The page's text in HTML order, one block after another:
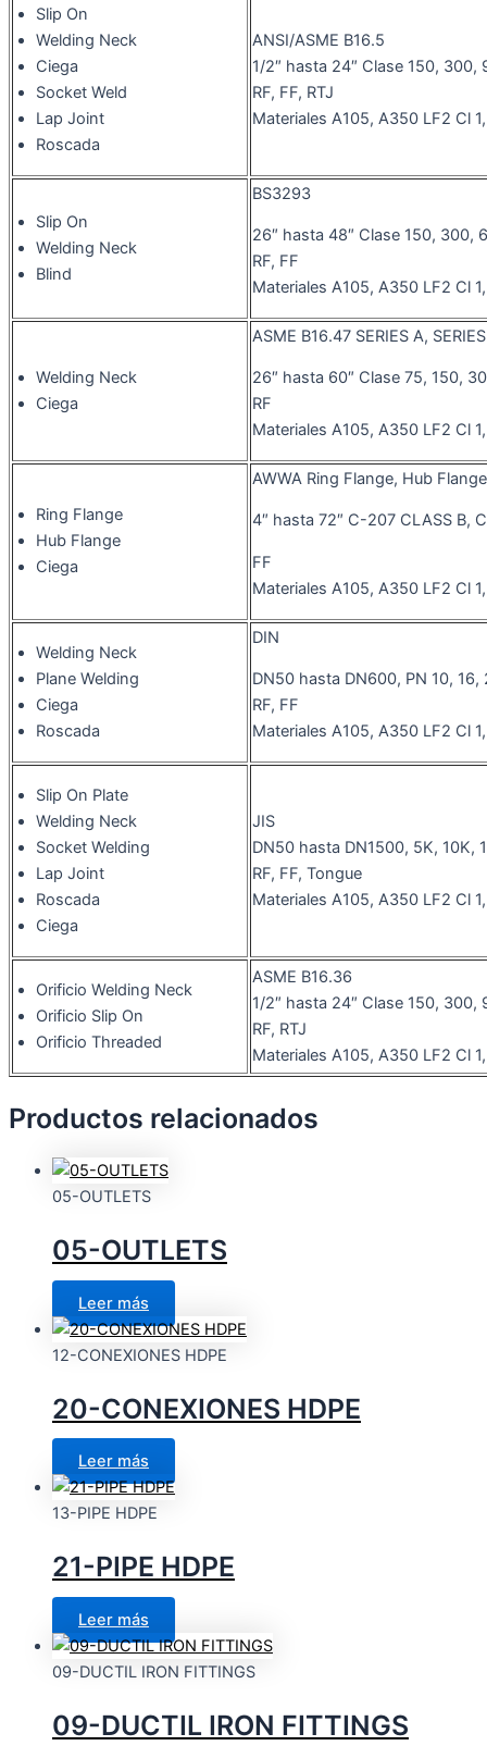
Slip On
Welding Neck
Ciega
Socket Weld
Lap Joint
Roscada
ANSI/ASME B16.5
1/2″ hasta 24″ Clase 150,
RF, FF, RTJ
Materiales A105, A350 LF2 Cl
Slip On
Welding Neck
Blind
BS3293
26″ hasta 48″ Clase 150, 300,
RF, FF
Materiales A105, A350 LF2 Cl
Welding Neck
Ciega
ASME B16.47 SERIES A,
26″ hasta 60″ Clase 75, 150,
RF
Materiales A105, A350 LF2 Cl
Ring Flange
Hub Flange
Ciega
AWWA Ring Flange, Hub
4″ hasta 72″ C-207 CLASS B,
FF
Materiales A105, A350 LF2 Cl
Welding Neck
Plane Welding
Ciega
Roscada
DIN
DN50 hasta DN600, PN 10,
RF, FF
Materiales A105, A350 LF2 Cl
Slip On Plate
Welding Neck
Socket Welding
Lap Joint
Roscada
Ciega
JIS
DN50 hasta DN1500, 5K, 10K,
RF, FF, Tongue
Materiales A105, A350 LF2 Cl
Orificio Welding Neck
Orificio Slip On
Orificio Threaded
ASME B16.36
1/2″ hasta 24″ Clase 150,
RF, RTJ
Materiales A105, A350 LF2 Cl
Productos relacionados
05-OUTLETS
05-OUTLETS
Leer más
12-CONEXIONES HDPE
20-CONEXIONES HDPE
Leer más
13-PIPE HDPE
21-PIPE HDPE
Leer más
09-DUCTIL IRON FITTINGS
09-DUCTIL IRON FITTINGS